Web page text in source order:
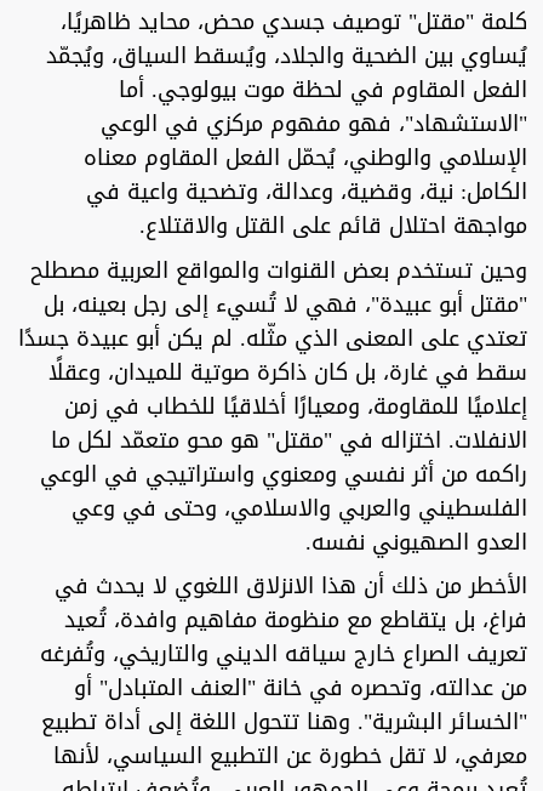
كلمة "مقتل" توصيف جسدي محض، محايد ظاهريًا،
يُساوي بين الضحية والجلاد، ويُسقط السياق، ويُجمّد
الفعل المقاوم في لحظة موت بيولوجي. أما
"الاستشهاد"، فهو مفهوم مركزي في الوعي
الإسلامي والوطني، يُحمّل الفعل المقاوم معناه
الكامل: نية، وقضية، وعدالة، وتضحية واعية في
مواجهة احتلال قائم على القتل والاقتلاع.
وحين تستخدم بعض القنوات والمواقع العربية مصطلح
"مقتل أبو عبيدة"، فهي لا تُسيء إلى رجل بعينه، بل
تعتدي على المعنى الذي مثّله. لم يكن أبو عبيدة جسدًا
سقط في غارة، بل كان ذاكرة صوتية للميدان، وعقلًا
إعلاميًا للمقاومة، ومعيارًا أخلاقيًا للخطاب في زمن
الانفلات. اختزاله في "مقتل" هو محو متعمّد لكل ما
راكمه من أثر نفسي ومعنوي واستراتيجي في الوعي
الفلسطيني والعربي والاسلامي، وحتى في وعي
العدو الصهيوني نفسه.
الأخطر من ذلك أن هذا الانزلاق اللغوي لا يحدث في
فراغ، بل يتقاطع مع منظومة مفاهيم وافدة، تُعيد
تعريف الصراع خارج سياقه الديني والتاريخي، وتُفرغه
من عدالته، وتحصره في خانة "العنف المتبادل" أو
"الخسائر البشرية". وهنا تتحول اللغة إلى أداة تطبيع
معرفي، لا تقل خطورة عن التطبيع السياسي، لأنها